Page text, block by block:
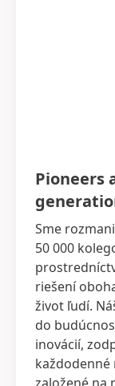
Pioneers
Sme
50 000
riešení
život ľudí.
do
inovácií,